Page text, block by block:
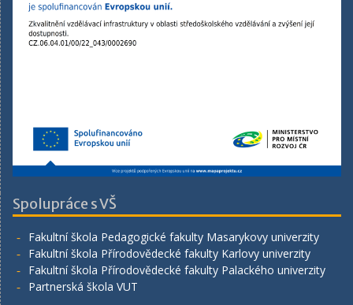
Spolupráce s VŠ
Fakultní škola Pedagogické fakulty Masarykovy univerzity
Fakultní škola Přírodovědecké fakulty Karlovy univerzity
Fakultní škola Přírodovědecké fakulty Palackého univerzity
Partnerská škola VUT